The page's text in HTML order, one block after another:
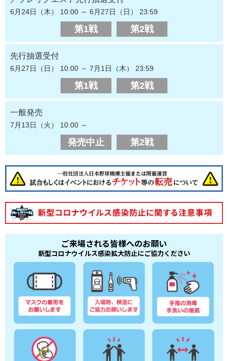
6月24日（木） 10:00 ～ 6月27日（日） 23:59
第1戦 第2戦
先行抽選受付
6月27日（日） 10:00 ～ 7月1日（木） 23:59
第1戦 第2戦
一般発売
7月13日（火） 10:00 ～
発売中止 第2戦
ご来場される皆様へのお願い
新型コロナウイルス感染拡大防止にご協力ください